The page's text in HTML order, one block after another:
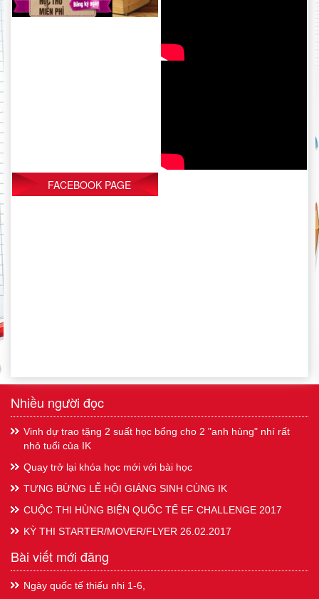
FACEBOOK PAGE
Nhiều người đọc
Vinh dự trao tặng 2 suất học bổng cho 2 "anh hùng" nhí rất
nhỏ tuổi của IK
Quay trở lại khóa học mới với bài học
TƯNG BỪNG LỄ HỘI GIÁNG SINH CÙNG IK
CUỘC THI HÙNG BIỆN QUỐC TẾ EF CHALLENGE 2017
KỲ THI STARTER/MOVER/FLYER 26.02.2017
Bài viết mới đăng
Ngày quốc tế thiếu nhi 1-6,